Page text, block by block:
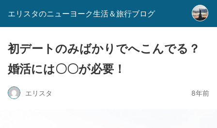
エリスタのニューヨーク生活＆旅行ブログ
初デートのみばかりでへこんでる？
婚活には〇〇が必要！
エリスタ 8年前